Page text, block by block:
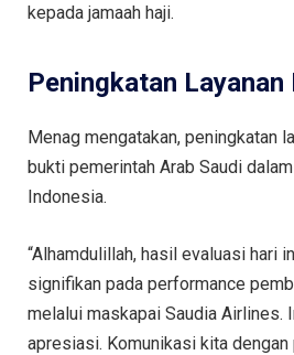
kepada jamaah haji.
Peningkatan Layanan
Menag mengatakan, peningkatan
bukti pemerintah Arab Saudi
Indonesia.
“Alhamdulillah, hasil evaluasi hari
signifikan pada performance
melalui maskapai Saudia Airlines.
apresiasi. Komunikasi kita dengan